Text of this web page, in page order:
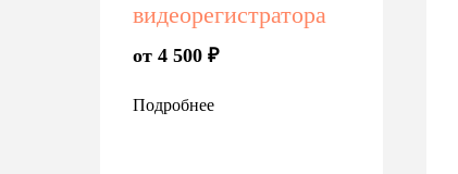
видеорегистратора
от 4 500 ₽
Подробнее